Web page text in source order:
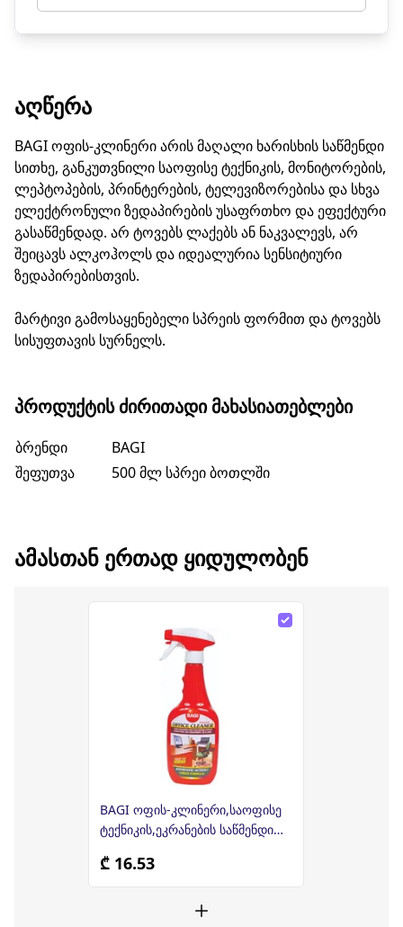
ᲐᲦᲬᲔᲠᲐ
BAGI ოფის-კლინერი არის მაღალი ხარისხის საწმენდი
სითხე, განკუთვნილი საოფისე ტექნიკის, მონიტორების,
ლეპტოპების, პრინტერების, ტელევიზორებისა და სხვა
ელექტრონული ზედაპირების უსაფრთხო და ეფექტური
გასაწმენდად. არ ტოვებს ლაქებს ან ნაკვალევს, არ
შეიცავს ალკოჰოლს და იდეალურია სენსიტიური
ზედაპირებისთვის.
მარტივი გამოსაყენებელი სპრეის ფორმით და ტოვებს
სისუფთავის სურნელს.
ᲞᲠᲝᲓᲣᲥᲢᲘᲡ ᲫᲘᲠᲘᲗᲐᲓᲘ ᲛᲐᲮᲐᲡᲘᲐᲗᲔᲑᲚᲔᲑᲘ
ბრენდი
BAGI
შეფუთვა
500 მლ სპრეი ბოთლში
ᲐᲛᲐᲡᲗᲐᲜ ᲔᲠᲗᲐᲓ ᲧᲘᲓᲣᲚᲝᲑᲔᲜ
BAGI ოფის-კლინერი,საოფისე
ტექნიკის,ეკრანების საწმენდი
₾ 16.53